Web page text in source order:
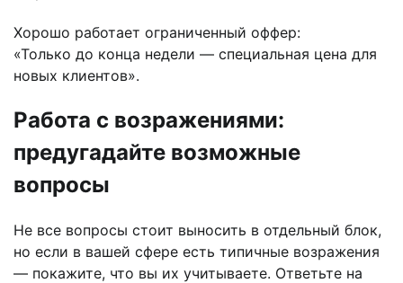
Хорошо работает ограниченный оффер:
«Только до конца недели — специальная цена для
новых клиентов».
Работа с возражениями:
предугадайте возможные
вопросы
Не все вопросы стоит выносить в отдельный блок,
но если в вашей сфере есть типичные возражения
— покажите, что вы их учитываете. Ответьте на